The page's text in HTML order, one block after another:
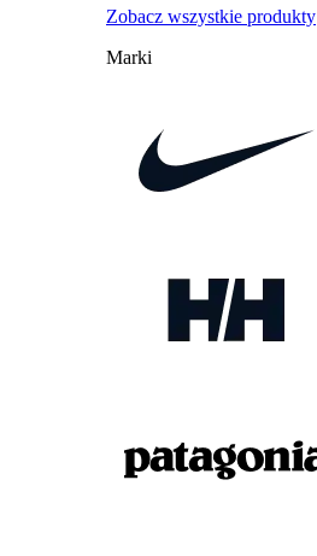
Zobacz wszystkie produkty
Marki